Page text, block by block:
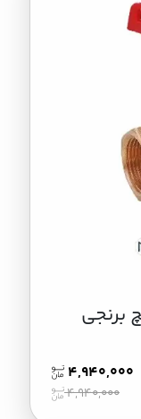
سایز 11/4 اینچ برنجی
4,940,000
4,940,000